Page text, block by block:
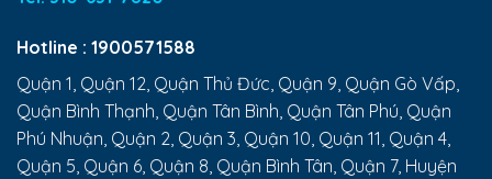
Hotline : 1900571588
Quận 1, Quận 12, Quận Thủ Đức, Quận 9, Quận Gò Vấp,
Quận Bình Thạnh, Quận Tân Bình, Quận Tân Phú, Quận
Phú Nhuận, Quận 2, Quận 3, Quận 10, Quận 11, Quận 4,
Quận 5, Quận 6, Quận 8, Quận Bình Tân, Quận 7, Huyện